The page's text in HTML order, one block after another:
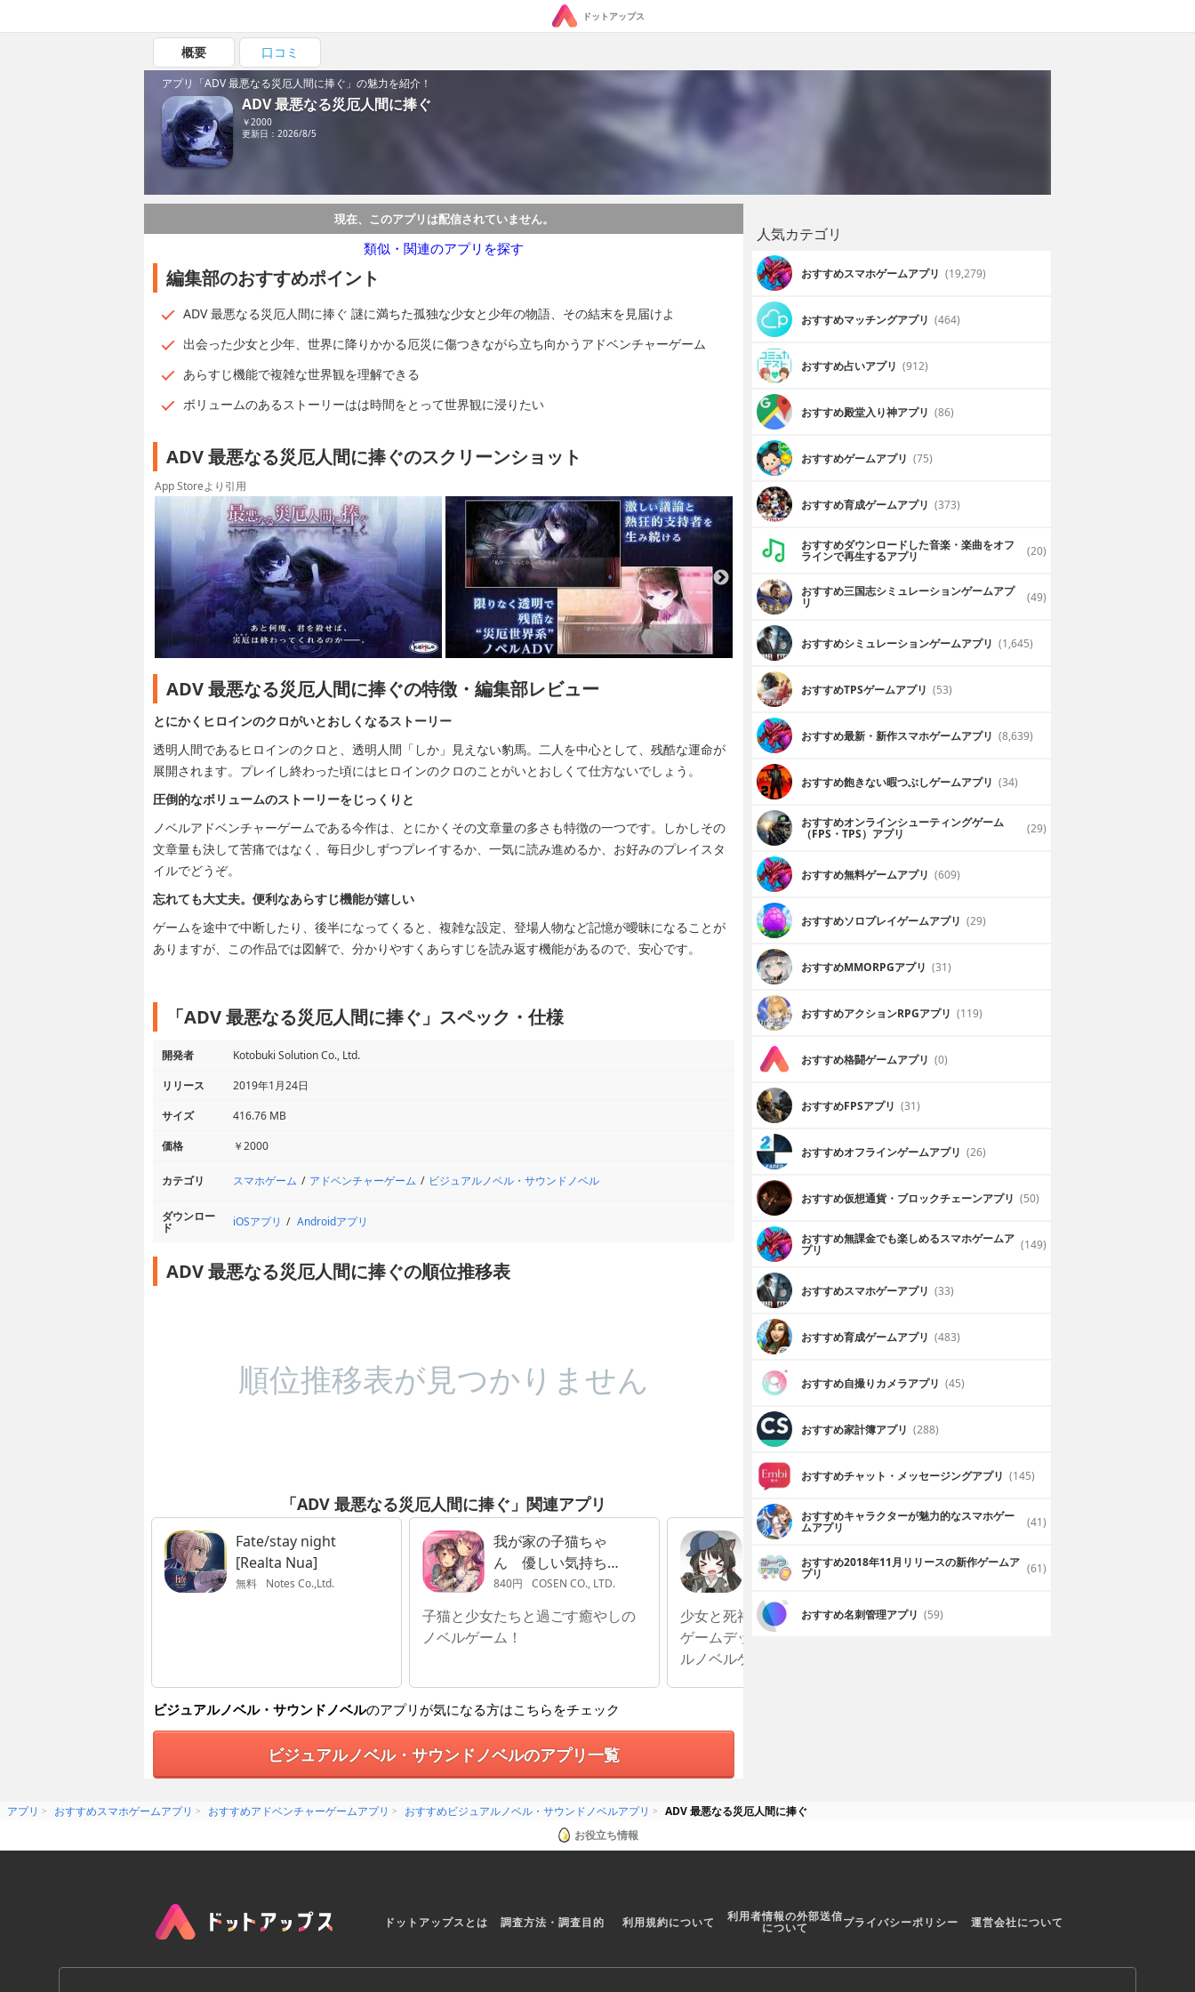
ドットアップス
概要 口コミ
アプリ「ADV 最悪なる災厄人間に捧ぐ」の魅力を紹介！
ADV 最悪なる災厄人間に捧ぐ
￥2000
更新日：2026/8/5
現在、このアプリは配信されていません。
類似・関連のアプリを探す
編集部のおすすめポイント
ADV 最悪なる災厄人間に捧ぐ 謎に満ちた孤独な少女と少年の物語、その結末を見届けよ
出会った少女と少年、世界に降りかかる厄災に傷つきながら立ち向かうアドベンチャーゲーム
あらすじ機能で複雑な世界観を理解できる
ボリュームのあるストーリーはは時間をとって世界観に浸りたい
ADV 最悪なる災厄人間に捧ぐのスクリーンショット
App Storeより引用
ADV 最悪なる災厄人間に捧ぐの特徴・編集部レビュー
とにかくヒロインのクロがいとおしくなるストーリー
透明人間であるヒロインのクロと、透明人間「しか」見えない豹馬。二人を中心として、残酷な運命が
展開されます。プレイし終わった頃にはヒロインのクロのことがいとおしくて仕方ないでしょう。
圧倒的なボリュームのストーリーをじっくりと
ノベルアドベンチャーゲームである今作は、とにかくその文章量の多さも特徴の一つです。しかしその
文章量も決して苦痛ではなく、毎日少しずつプレイするか、一気に読み進めるか、お好みのプレイスタ
イルでどうぞ。
忘れても大丈夫。便利なあらすじ機能が嬉しい
ゲームを途中で中断したり、後半になってくると、複雑な設定、登場人物など記憶が曖昧になることが
ありますが、この作品では図解で、分かりやすくあらすじを読み返す機能があるので、安心です。
「ADV 最悪なる災厄人間に捧ぐ」スペック・仕様
開発者
Kotobuki Solution Co., Ltd.
リリース
2019年1月24日
サイズ
416.76 MB
価格
￥2000
カテゴリ スマホゲーム アドベンチャーゲーム ビジュアルノベル・サウンドノベル
ダウンロー
ド iOSアプリ Androidアプリ
ADV 最悪なる災厄人間に捧ぐの順位推移表
順位推移表が見つかりません
「ADV 最悪なる災厄人間に捧ぐ」関連アプリ
Fate/stay night
[Realta Nua]
無料 Notes Co.,Ltd.
我が家の子猫ちゃ
ん 優しい気持ちに
なるビジュアルノベ
ルゲーム
840円 COSEN CO., LTD.
子猫と少女たちと過ごす癒やしの
ノベルゲーム！
デッドエンド99%-ビ
ジュアルノベルゲー
ム
360円 COSEN CO., LTD.
少女と死神の交流を描いたノベル
ゲームデッドエンド99%-ビジュア
ルノベルゲーム
ニングと平和のため
雨の音を聞いて心をリラックスさ
ビジュアルノベル・サウンドノベルのアプリが気になる方はこちらをチェック
ビジュアルノベル・サウンドノベルのアプリ一覧
人気カテゴリ
おすすめスマホゲームアプリ (19,279)
おすすめマッチングアプリ (464)
おすすめ占いアプリ (912)
おすすめ殿堂入り神アプリ (86)
おすすめゲームアプリ (75)
おすすめ育成ゲームアプリ (373)
おすすめダウンロードした音楽・楽曲をオフ
ラインで再生するアプリ (20)
おすすめ三国志シミュレーションゲームアプ
リ (49)
おすすめシミュレーションゲームアプリ (1,645)
おすすめTPSゲームアプリ (53)
おすすめ最新・新作スマホゲームアプリ (8,639)
おすすめ飽きない暇つぶしゲームアプリ (34)
おすすめオンラインシューティングゲーム
（FPS・TPS）アプリ (29)
おすすめ無料ゲームアプリ (609)
おすすめソロプレイゲームアプリ (29)
おすすめ MMORPGアプリ (31)
おすすめアクションRPGアプリ (119)
おすすめ格闘ゲームアプリ (0)
おすすめFPSアプリ (31)
おすすめオフラインゲームアプリ (26)
おすすめ仮想通貨・ブロックチェーンアプリ (50)
おすすめ無課金でも楽しめるスマホゲームア
プリ (149)
おすすめスマホゲーアプリ (33)
おすすめ育成ゲームアプリ (483)
おすすめ自撮りカメラアプリ (45)
おすすめ家計簿アプリ (288)
おすすめチャット・メッセージングアプリ (145)
おすすめキャラクターが魅力的なスマホゲー
ムアプリ (41)
おすすめ2018年11月リリースの新作ゲームア
プリ (61)
おすすめ名刺管理アプリ (59)
アプリ おすすめスマホゲームアプリ おすすめアドベンチャーゲームアプリ おすすめビジュアルノベル・サウンドノベルアプリ
ADV 最悪なる災厄人間に捧ぐ
お役立ち情報
ドットアップスとは 調査方法・調査目的 利用規約について 利用者情報の外部送信
について プライバシーポリシー 運営会社について